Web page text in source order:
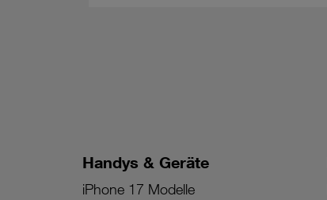
Handys & Geräte
iPhone 17 Modelle